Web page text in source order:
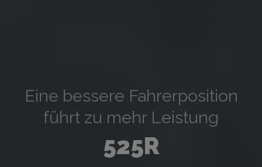
Eine bessere Fahrerposition
führt zu mehr Leistung
525R